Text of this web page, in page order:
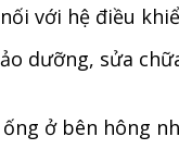
với hệ điều
dưỡng, sửa
ống ở bên hông